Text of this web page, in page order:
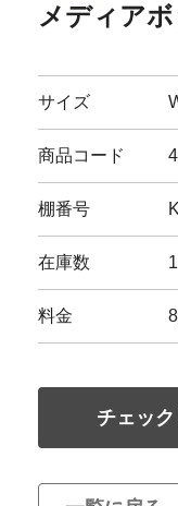
メディア
サイズ
商品コード
棚番号
在庫数 1
料金
チェッ